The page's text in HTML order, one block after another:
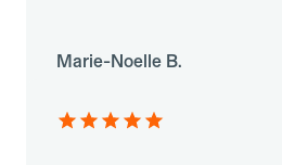
Marie-Noelle B.